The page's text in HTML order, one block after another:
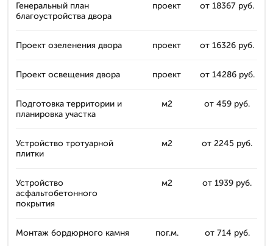
Генеральный план
благоустройства двора
проект от 18367 руб.
Проект озеленения двора проект от 16326 руб.
Проект освещения двора проект от 14286 руб.
Подготовка территории и
планировка участка
м2 от 459 руб.
Устройство тротуарной
плитки
м2 от 2245 руб.
Устройство
асфальтобетонного
покрытия
м2 от 1939 руб.
Монтаж бордюрного камня пог.м. от 714 руб.